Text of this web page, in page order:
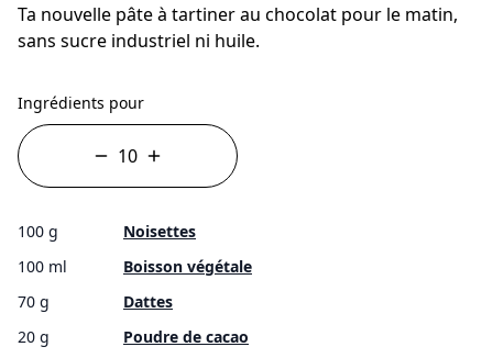
Ta nouvelle pâte à tartiner au chocolat pour le matin,
sans sucre industriel ni huile.
Ingrédients pour
100 g
Noisettes
100 ml
Boisson végétale
70 g
Dattes
20 g
Poudre de cacao